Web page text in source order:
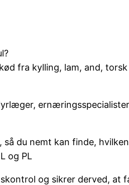
fra kylling, lam, and,
du nemt kan finde,
og PL
og sikrer derved,